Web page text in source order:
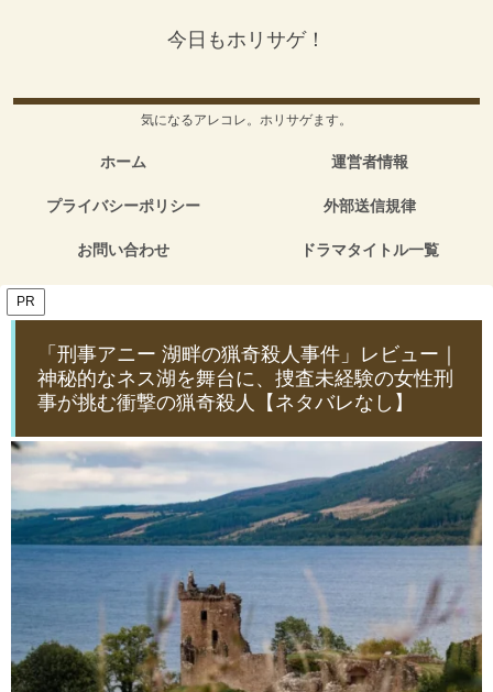
今日もホリサゲ！
気になるアレコレ。ホリサゲます。
ホーム 運営者情報
プライバシーポリシー 外部送信規律
お問い合わせ ドラマタイトル一覧
PR
「刑事アニー 湖畔の猟奇殺人事件」レビュー｜
神秘的なネス湖を舞台に、捜査未経験の女性刑
事が挑む衝撃の猟奇殺人【ネタバレなし】